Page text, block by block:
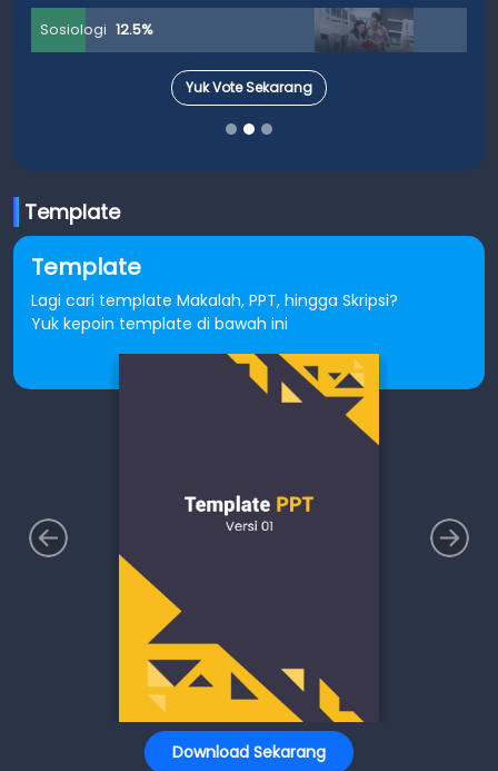
Sosiologi 12.5%
Yuk Vote Sekarang
Template
Template
Lagi cari template Makalah, PPT, hingga Skripsi?
Yuk kepoin template di bawah ini
Download Sekarang